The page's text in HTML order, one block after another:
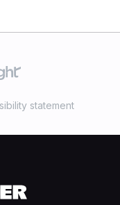
statement